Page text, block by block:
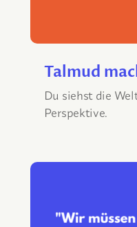
Talmud
Du siehst die
Perspektive.